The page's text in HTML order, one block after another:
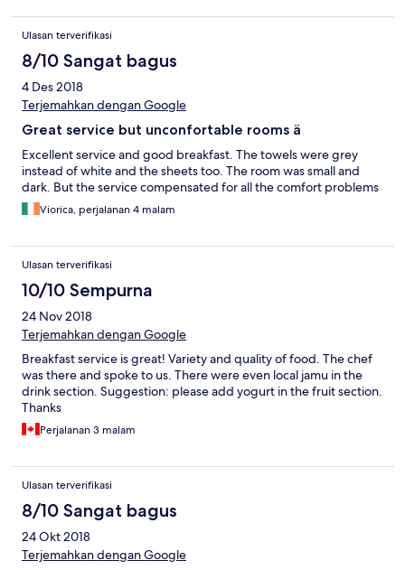
Street for shopping.
Ulasan terverifikasi
8/10 Sangat bagus
4 Des 2018
Terjemahkan dengan Google
Great service but unconfortable rooms ä
Excellent service and good breakfast. The towels were grey
instead of white and the sheets too. The room was small and
dark. But the service compensated for all the comfort problems
Viorica, perjalanan 4 malam
Ulasan terverifikasi
10/10 Sempurna
24 Nov 2018
Terjemahkan dengan Google
Breakfast service is great! Variety and quality of food. The chef
was there and spoke to us. There were even local jamu in the
drink section. Suggestion: please add yogurt in the fruit section.
Thanks
Perjalanan 3 malam
Ulasan terverifikasi
8/10 Sangat bagus
24 Okt 2018
Terjemahkan dengan Google